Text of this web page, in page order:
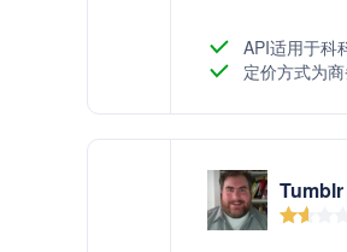
API适用于科
定价方式为